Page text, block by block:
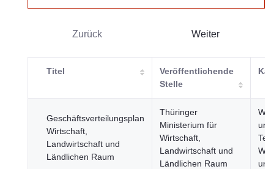
Zurück Weiter
Titel
Veröffentlichende
Stelle
Geschäftsverteilungsplan
Wirtschaft,
Landwirtschaft und
Ländlichen Raum
Thüringer
Ministerium für
Wirtschaft,
Landwirtschaft und
Ländlichen Raum
und